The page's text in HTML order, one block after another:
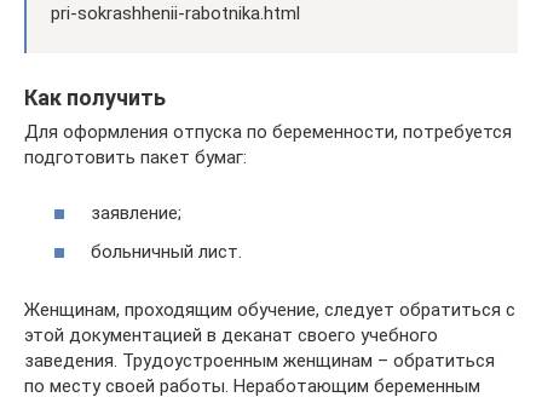
pri-sokrashhenii-rabotnika.html
Как получить
Для оформления отпуска по беременности, потребуется
подготовить пакет бумаг:
заявление;
больничный лист.
Женщинам, проходящим обучение, следует обратиться с
этой документацией в деканат своего учебного
заведения. Трудоустроенным женщинам – обратиться
по месту своей работы. Неработающим беременным